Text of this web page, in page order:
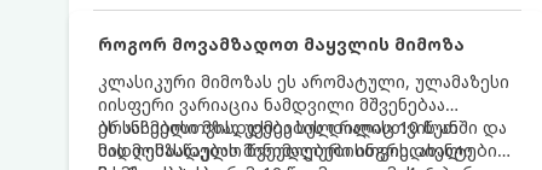
როგორ მოვამზადოთ მაყვლის მიმოზა
კლასიკური მიმოზას ეს არომატული, ულამაზესი
იისფერი ვარიაცია ნამდვილი მშვენებაა
ბრანჩებისთვის, უქმეების დილისთვის ან
სადღესასწაულო წვეულებებისთვის. ახალი
ეს სასმელი მზადდება სულ რაღაც 10 წუთში და
მის მომზადებას მინიმალური ინგრედიენტები